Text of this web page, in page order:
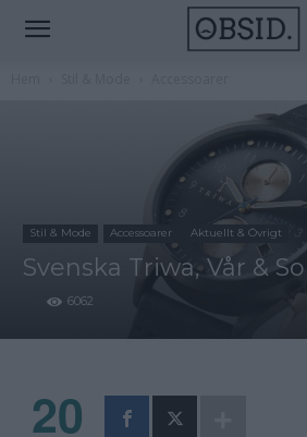
Stil & Mode Accessoarer Aktuellt & Övrigt
Svenska Triwa, Vår &
6062
20